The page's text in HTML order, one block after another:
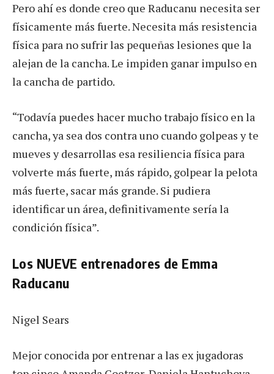
Pero ahí es donde creo que Raducanu necesita ser
físicamente más fuerte. Necesita más resistencia
física para no sufrir las pequeñas lesiones que la
alejan de la cancha. Le impiden ganar impulso en
la cancha de partido.
“Todavía puedes hacer mucho trabajo físico en la
cancha, ya sea dos contra uno cuando golpeas y te
mueves y desarrollas esa resiliencia física para
volverte más fuerte, más rápido, golpear la pelota
más fuerte, sacar más grande. Si pudiera
identificar un área, definitivamente sería la
condición física”.
Los NUEVE entrenadores de Emma
Raducanu
Nigel Sears
Mejor conocida por entrenar a las ex jugadoras